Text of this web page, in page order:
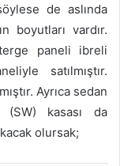
de aslında
boyutları vardır.
paneli ibreli
satılmıştır.
Ayrıca sedan
(SW) kasası da
olursak;